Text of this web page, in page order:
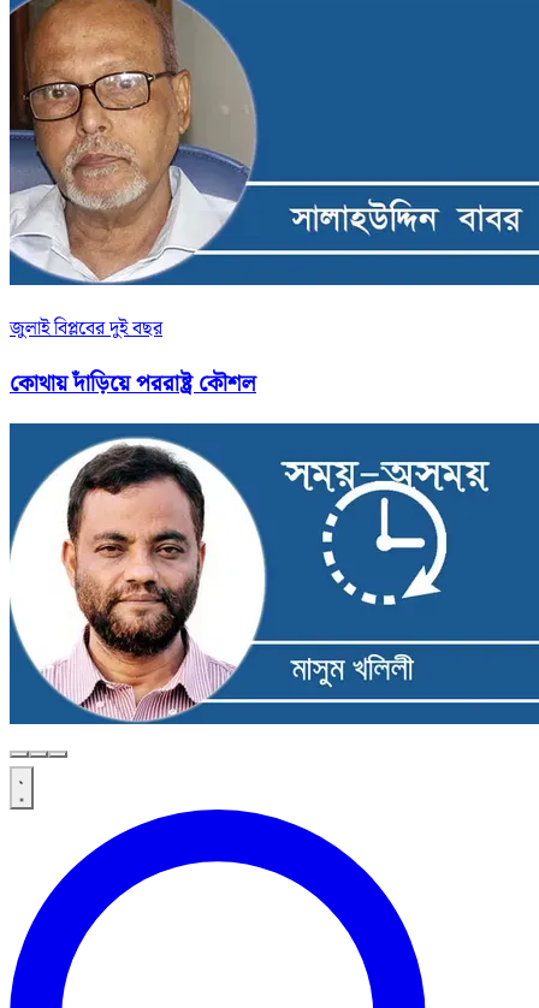
জুলাই বিপ্লবের দুই বছর
কোথায় দাঁড়িয়ে পররাষ্ট্র কৌশল